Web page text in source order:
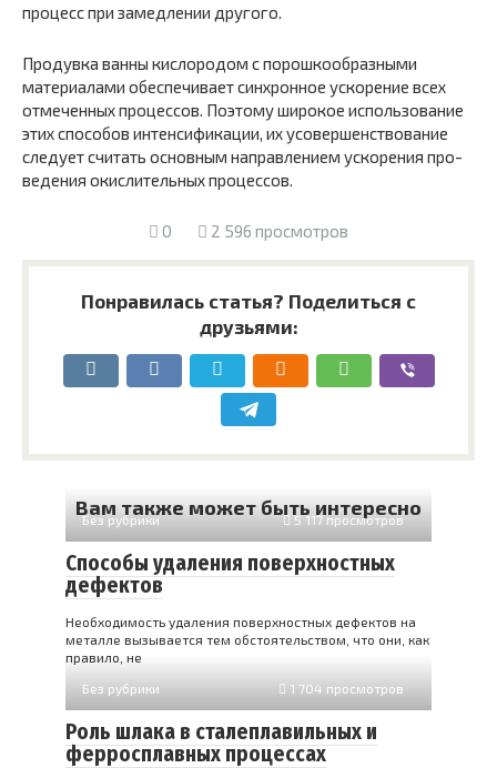
процесс при замедлении другого.
Продувка ванны кислородом с порошкообразными
материалами обеспечивает синхронное ускорение всех
отмеченных процессов. Поэтому широкое использование
этих способов интенсификации, их усовершенствование
следует считать основным направлением ускорения про­
ведения окислительных процессов.
0 2 596 просмотров
Понравилась статья? Поделиться с
друзьями:
Вам также может быть интересно
Без рубрики 5 117 просмотров
Способы удаления поверхностных
дефектов
Необходимость удаления поверхностных дефектов на
металле вызывается тем обстоятельством, что они, как
правило, не
Без рубрики
1 704 просмотров
Роль шлака в сталеплавильных и
ферросплавных процессах